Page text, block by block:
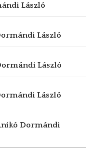
László
László
László
László
Dormándi